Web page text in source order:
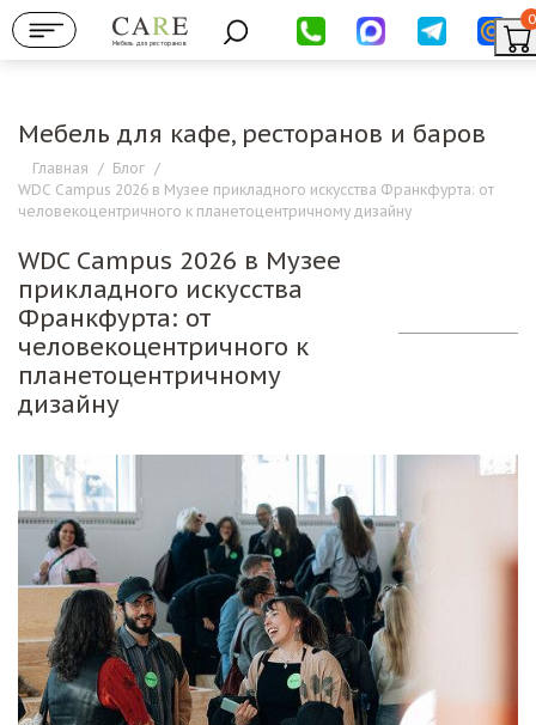
Мебель для ресторанов
0
Мебель для кафе, ресторанов и баров
Главная / Блог /
WDC Campus 2026 в Музее прикладного искусства Франкфурта: от
человекоцентричного к планетоцентричному дизайну
WDC Campus 2026 в Музее
прикладного искусства
Франкфурта: от
человекоцентричного к
планетоцентричному
дизайну